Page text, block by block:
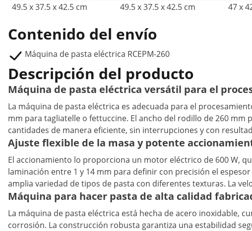
49.5 x 37.5 x 42.5 cm
49.5 x 37.5 x 42.5 cm 47 x
Contenido del envío
Máquina de pasta eléctrica RCEPM-260
Descripción del producto
Máquina de pasta eléctrica versátil para el
La máquina de pasta eléctrica es adecuada para el
mm para tagliatelle o fettuccine. El ancho del rodillo de 260
cantidades de manera eficiente, sin interrupciones y con
Ajuste flexible de la masa y potente
El accionamiento lo proporciona un motor eléctrico de 600 W,
laminación entre 1 y 14 mm para definir con precisión el
amplia variedad de tipos de pasta con diferentes texturas. La
Máquina para hacer pasta de alta calidad
La máquina de pasta eléctrica está hecha de acero inoxidable,
corrosión. La construcción robusta garantiza una estabilidad